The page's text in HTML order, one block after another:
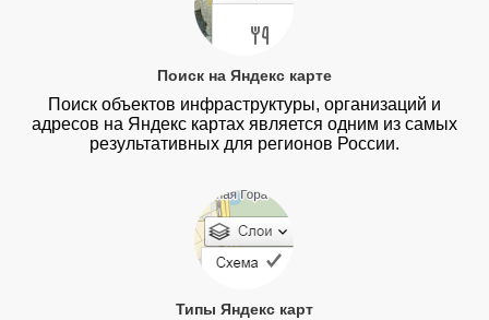
Поиск на Яндекс карте
Поиск объектов инфраструктуры, организаций и
адресов на Яндекс картах является одним из самых
результативных для регионов России.
Типы Яндекс карт